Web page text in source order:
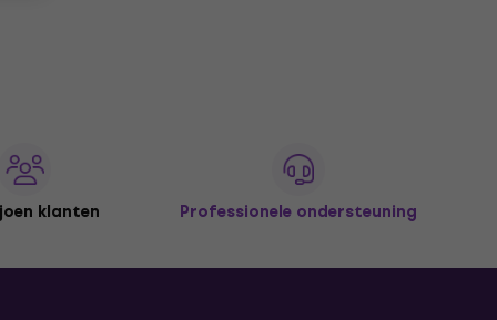
klanten Professionele ondersteuning